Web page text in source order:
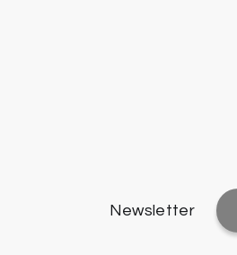
Newsletter